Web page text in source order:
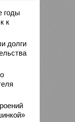
годы
к
долги